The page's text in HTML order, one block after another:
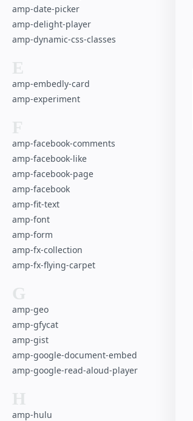
amp-date-picker
amp-delight-player
amp-dynamic-css-classes
E
amp-embedly-card
amp-experiment
F
amp-facebook-comments
amp-facebook-like
amp-facebook-page
amp-facebook
amp-fit-text
amp-font
amp-form
amp-fx-collection
amp-fx-flying-carpet
G
amp-geo
amp-gfycat
amp-gist
amp-google-document-embed
amp-google-read-aloud-player
H
amp-hulu